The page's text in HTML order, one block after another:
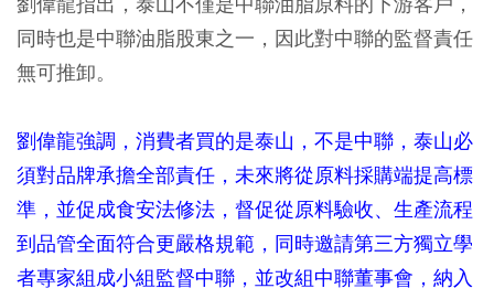
同時也是中聯油脂股東之一，因此對中聯的監督責任
無可推卸。
劉偉龍強調，消費者買的是泰山，不是中聯，泰山必
須對品牌承擔全部責任，未來將從原料採購端提高標
準，並促成食安法修法，督促從原料驗收、生產流程
到品管全面符合更嚴格規範，同時邀請第三方獨立學
者專家組成小組監督中聯，並改組中聯董事會，納入